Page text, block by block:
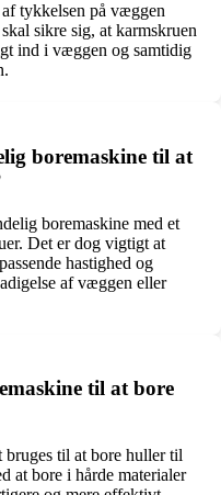
tykkelsen på væggen
sikre sig, at karmskruen
ind i væggen og samtidig
boremaskine til at
boremaskine med et
Det er dog vigtigt at
hastighed og
af væggen eller
til at bore
bruges til at bore huller til
at bore i hårde materialer